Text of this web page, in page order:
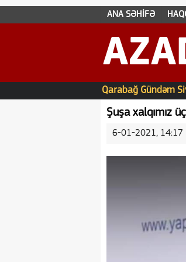
ANA SƏHİFƏ
Qarabağ Gündəm
Şuşa xalqımız
6-01-2021, 14:17